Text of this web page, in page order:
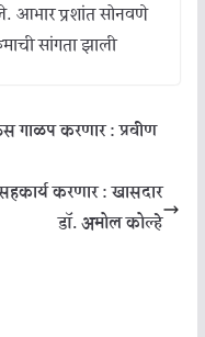
आभार प्रशांत सोनवणे
सांगता झाली
गाळप करणार : प्रवीण
करणार : खासदार
डॉ. अमोल कोल्हे